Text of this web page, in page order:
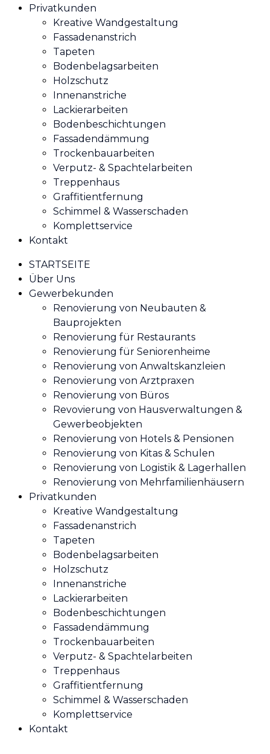
Privatkunden
Kreative Wandgestaltung
Fassadenanstrich
Tapeten
Bodenbelagsarbeiten
Holzschutz
Innenanstriche
Lackierarbeiten
Bodenbeschichtungen
Fassadendämmung
Trockenbauarbeiten
Verputz- & Spachtelarbeiten
Treppenhaus
Graffitientfernung
Schimmel & Wasserschaden
Komplettservice
Kontakt
STARTSEITE
Über Uns
Gewerbekunden
Renovierung von Neubauten &
Bauprojekten
Renovierung für Restaurants
Renovierung für Seniorenheime
Renovierung von Anwaltskanzleien
Renovierung von Arztpraxen
Renovierung von Büros
Revovierung von Hausverwaltungen &
Gewerbeobjekten
Renovierung von Hotels & Pensionen
Renovierung von Kitas & Schulen
Renovierung von Logistik & Lagerhallen
Renovierung von Mehrfamilienhäusern
Privatkunden
Kreative Wandgestaltung
Fassadenanstrich
Tapeten
Bodenbelagsarbeiten
Holzschutz
Innenanstriche
Lackierarbeiten
Bodenbeschichtungen
Fassadendämmung
Trockenbauarbeiten
Verputz- & Spachtelarbeiten
Treppenhaus
Graffitientfernung
Schimmel & Wasserschaden
Komplettservice
Kontakt